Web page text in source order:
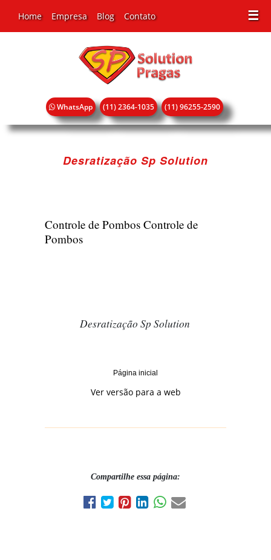
☰
Home Empresa Blog Contato
WhatsApp (11) 2364-1035 (11) 96255-2590
Desratização Sp Solution
Controle de Pombos Controle de
Pombos
Desratização Sp Solution
Página inicial
Ver versão para a web
Compartilhe essa página: